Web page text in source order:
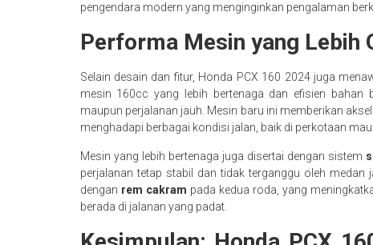
pengendara modern yang menginginkan pengalaman
Performa Mesin yang Lebih
Selain desain dan fitur, Honda PCX 160 2024 juga
mesin 160cc yang lebih bertenaga dan efisien
maupun perjalanan jauh. Mesin baru ini memberikan
menghadapi berbagai kondisi jalan, baik di perkotaan
Mesin yang lebih bertenaga juga disertai dengan sistem
perjalanan tetap stabil dan tidak terganggu oleh
dengan rem cakram pada kedua roda, yang
berada di jalanan yang padat.